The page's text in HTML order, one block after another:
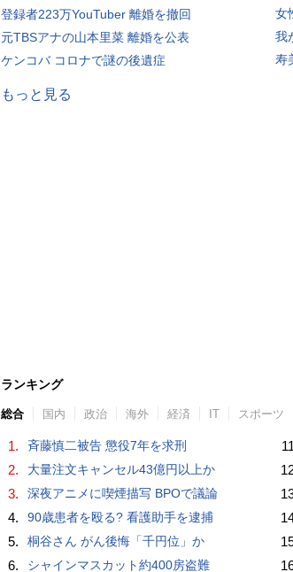
登録者223万YouTuber 離婚を撤回
元TBSアナの山本里菜 離婚を公表
ケンコバ コロナで謎の後遺症
女
我
寿
もっと見る
ランキング
総合 国内 政治 海外 経済 IT スポーツ
1. 斉藤慎二被告 懲役7年を求刑
2. 大量注文キャンセル43億円以上か
3. 深夜アニメに喫煙描写 BPOで議論
4. 90歳患者を殴る? 看護助手を逮捕
5. 桐谷さん がん後悔「千円位」か
6. シャインマスカット約400房盗難